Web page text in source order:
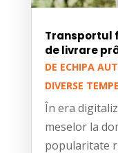
Transportul
de livrare
DE ECHIPA
DIVERSE
În era
meselor la
popularitate